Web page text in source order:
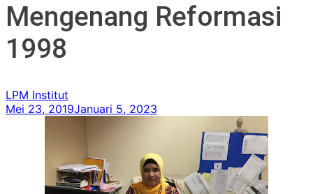
Mengenang Reformasi
1998
LPM Institut
Mei 23, 2019Januari 5, 2023